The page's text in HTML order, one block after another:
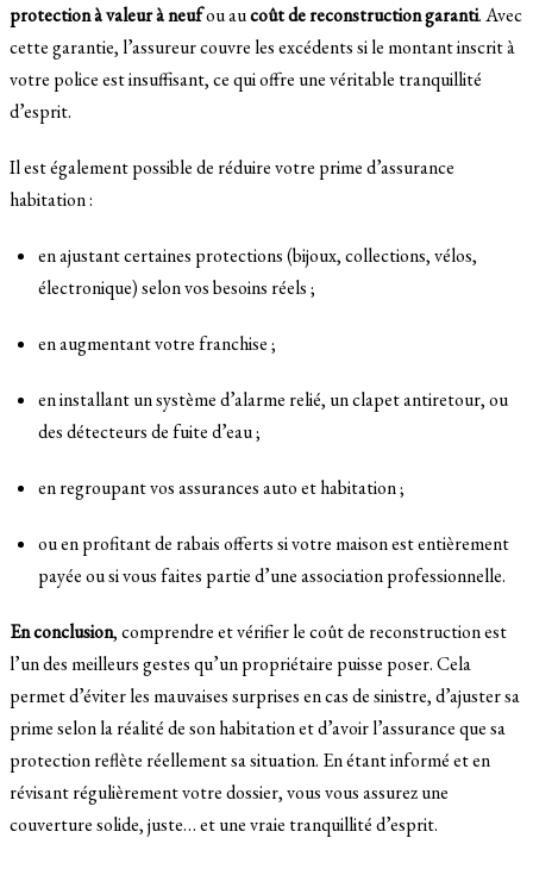
protection à valeur à neufou aucoût de reconstruction garanti. Avec
cette garantie, l’assureur couvre les excédents si le montant inscrit à
votre police est insuffisant, ce qui offre une véritable tranquillité
d’esprit.
Il est également possible de réduire votre prime d’assurance
habitation :
en ajustant certaines protections (bijoux, collections, vélos,
électronique) selon vos besoins réels ;
en augmentant votre franchise ;
en installant un système d’alarme relié, un clapet antiretour, ou
des détecteurs de fuite d’eau ;
en regroupant vos assurances auto et habitation ;
ou en profitant de rabais offerts si votre maison est entièrement
payée ou si vous faites partie d’une association professionnelle.
En conclusion, comprendre et vérifier le coût de reconstruction est
l’un des meilleurs gestes qu’un propriétaire puisse poser. Cela
permet d’éviter les mauvaises surprises en cas de sinistre, d’ajuster sa
prime selon la réalité de son habitation et d’avoir l’assurance que sa
protection reflète réellement sa situation. En étant informé et en
révisant régulièrement votre dossier, vous vous assurez une
couverture solide, juste… et une vraie tranquillité d’esprit.